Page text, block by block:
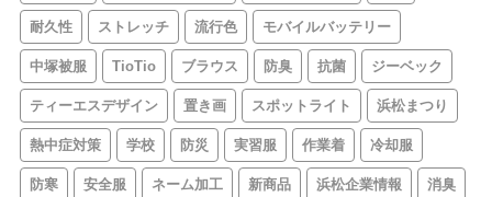
耐久性 ストレッチ 流行色 モバイルバッテリー
中塚被服 TioTio ブラウス 防臭 抗菌 ジーベック
ティーエスデザイン 置き画 スポットライト 浜松まつり
熱中症対策 学校 防災 実習服 作業着 冷却服
防寒 安全服 ネーム加工 新商品 浜松企業情報 消臭